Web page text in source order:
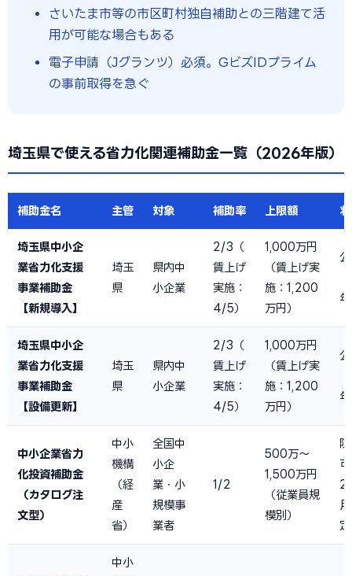
さいたま市等の市区町村独自補助との三階建て活
用が可能な場合もある
電子申請（Jグランツ）必須。GビズIDプライム
の事前取得を急ぐ
埼玉県で使える省力化関連補助金一覧（2026年版）
補助金名 主管 対象 補助率 上限額
埼玉県中小企
業省力化支援
事業補助金
【新規導入】
埼玉
県
県内中
小企業
2/3（
賃上げ
実施：
4/5）
1,000万円
（賃上げ実
施：1,200
万円）
埼玉県中小企
業省力化支援
事業補助金
【設備更新】
埼玉
県
県内中
小企業
2/3（
賃上げ
実施：
4/5）
1,000万円
（賃上げ実
施：1,200
万円）
中小企業省力
化投資補助金
（カタログ注
文型）
中小
機構
（経
産
省）
全国中
小企
業・小
規模事
業者
1/2
500万〜
1,500万円
（従業員規
模別）
中小